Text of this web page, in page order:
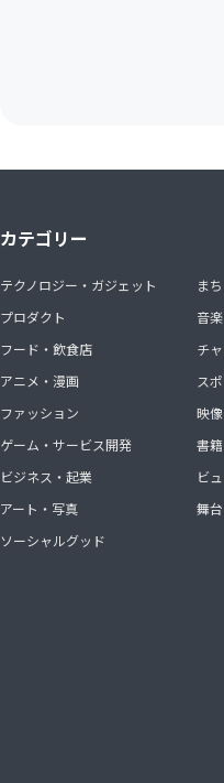
カテゴリー
テクノロジー・ガジェット
プロダクト
フード・飲食店
アニメ・漫画
ファッション
ゲーム・サービス開発
ビジネス・起業
アート・写真
ソーシャルグッド
ま
音楽
チ
ス
映
書
ビ
舞